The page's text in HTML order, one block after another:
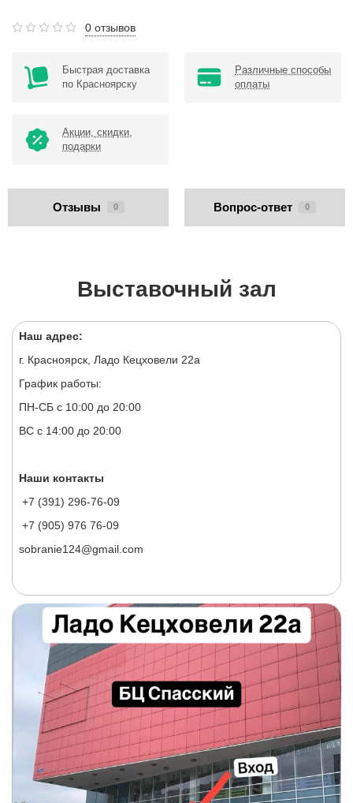
0 отзывов
Быстрая доставка
по Красноярску
Различные способы
оплаты
Акции, скидки,
подарки
Отзывы 0 Вопрос-ответ 0
Выставочный зал
Наш адрес:
г. Красноярск, Ладо Кецховели 22а
График работы:
ПН-СБ с 10:00 до 20:00
ВС с 14:00 до 20:00
Наши контакты
+7 (391) 296-76-09
+7 (905) 976 76-09
sobranie124@gmail.com